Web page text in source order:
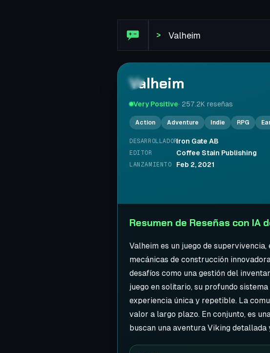
>
Valheim
Very Positive· 257.2K reseñas
Action Adventure Indie RPG
DESARROLLADORIron Gate AB
EDITOR Coffee Stain Publishing
LANZAMIENTO Feb 2, 2021
Resumen de Reseñas con IA
Valheim es un juego de
mecánicas de construcción
desafíos como una gestión del
juego en solitario, su profundo
experiencia única y repetible. La
valor a largo plazo. En conjunto, es
buscan una aventura Viking detallada